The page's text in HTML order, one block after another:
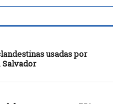
usadas por